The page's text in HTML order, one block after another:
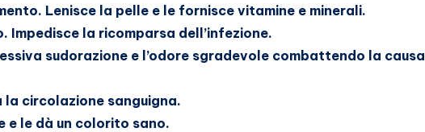
Lenisce la pelle e le fornisce vitamine e minerali.
la ricomparsa dell’infezione.
sudorazione e l’odore sgradevole combattendo la causa
la circolazione sanguigna.
e le dà un colorito sano.